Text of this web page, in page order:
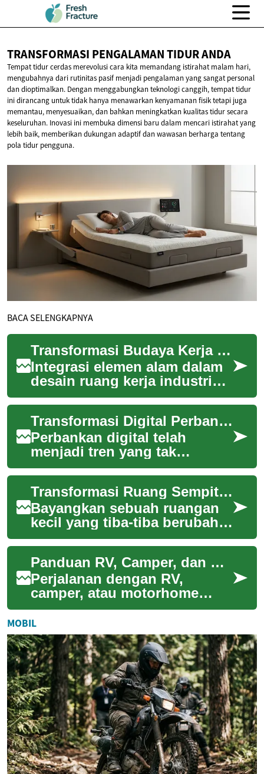
TRANSFORMASI PENGALAMANTIDUR ANDA
Tempat tidur cerdas merevolusi cara kita memandang istirahat malam hari,
mengubahnya dari rutinitas pasif menjadi pengalaman yang sangat personal
dan dioptimalkan. Dengan menggabungkan teknologi canggih, tempat tidur
ini dirancang untuk tidak hanya menawarkan kenyamanan fisik tetapi juga
memantau, menyesuaikan, dan bahkan meningkatkan kualitas tidur secara
keseluruhan. Inovasi ini membuka dimensi baru dalam mencari istirahat yang
lebih baik, memberikan dukungan adaptif dan wawasan berharga tentang
pola tidur pengguna.
BACA SELENGKAPNYA
Transformasi Budaya Kerja melalui Pendekatan Biophilic Design
Integrasi elemen alam dalam
desain ruang kerja industri
menciptakan revolusi diam-
diam dalam produktivitas dan
keseja...
Transformasi Digital Perbankan di Indonesia: Peluang dan Tantangan
Perbankan digital telah
menjadi tren yang tak
terbendung di Indonesia,
mengubah cara masyarakat
berinteraksi dengan l...
Transformasi Ruang Sempit: Inovasi Desain Mezzanine dalam Rumah Modern Indonesia
Bayangkan sebuah ruangan
kecil yang tiba-tiba berubah
menjadi dua lantai
fungsional. Inilah keajaiban
desain mezzanin...
Panduan RV, Camper, dan Motorhome: Pilihan Tidur dan Fitur
Perjalanan dengan RV,
camper, atau motorhome
menawarkan kebebasan
untuk menjelajah tanpa
melepas kenyamanan dasar
sep...
MOBIL